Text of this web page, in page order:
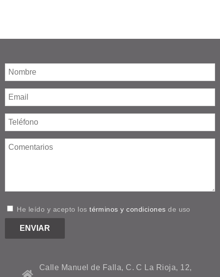
He leído y acepto lostérminos y condiciones de uso
Calle Manuel de Falla, C. C La Rioja, 12,